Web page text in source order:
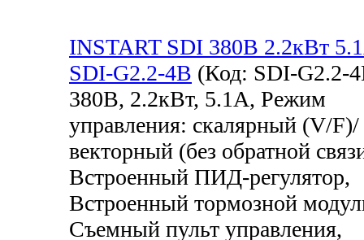
INSTART SDI 380В 2.2кВт
SDI-G2.2-4B (Код: SDI-G2.2-
380В, 2.2кВт, 5.1А, Режим
управления: скалярный (V/F)/
векторный (без обратной
Встроенный ПИД-регулятор,
Встроенный тормозной
Съемный пульт управления,